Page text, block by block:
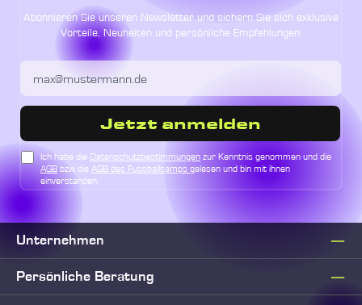
Abonnieren Sie unseren Newsletter und sichern Sie sich exklusive
Vorteile, Neuheiten und persönliche Empfehlungen.
Jetzt anmelden
Ich habe die Datenschutzbestimmungen zur Kenntnis genommen und die
AGB bzw die AGB des Fussballcamps gelesen und bin mit ihnen
einverstanden.
Unternehmen
Persönliche Beratung